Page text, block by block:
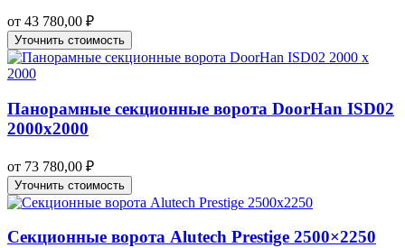
от 43 780,00 ₽
Уточнить стоимость
Панорамные секционные ворота DoorHan ISD02
2000х2000
от 73 780,00 ₽
Уточнить стоимость
Секционные ворота Alutech Prestige 2500×2250